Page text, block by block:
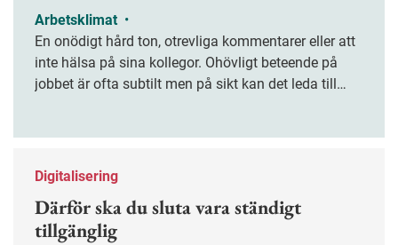
Arbetsklimat •
En onödigt hård ton, otrevliga kommentarer eller att
inte hälsa på sina kollegor. Ohövligt beteende på
jobbet är ofta subtilt men på sikt kan det leda till
Digitalisering
Därför ska du sluta vara ständigt
tillgänglig